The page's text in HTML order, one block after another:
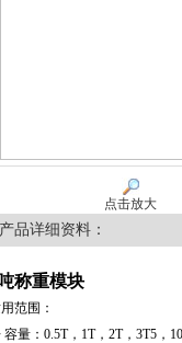
点击放大
产品详细资料：
称重模块
范围：
量：0.5T，1T，2T，3T5，